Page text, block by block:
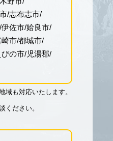
志布志市
伊佐市 姶良市
崎市 都城市
びの市 児湯郡
域も対応いたします。
ください。